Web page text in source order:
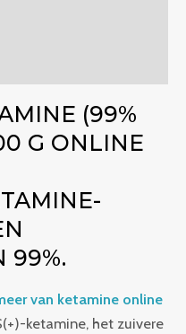
(99%
G ONLINE
99%.
van ketamine online
ketamine, het zuivere